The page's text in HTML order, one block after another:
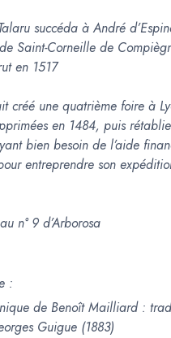
succéda à André
Saint-Corneille de
en 1517
créé une quatrième foire à
en 1484, puis
bien besoin de l’aide
entreprendre son
n° 9 d’Arborosa
:
de Benoît Mailliard :
Guigue (1883)